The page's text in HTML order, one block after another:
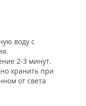
воду с
2-3 минут.
хранить при
от света